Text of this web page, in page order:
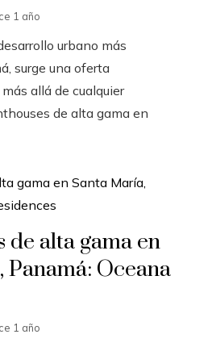
1 año
urbano más
surge una oferta
allá de cualquier
de alta gama en
de alta gama en
Panamá: Oceana
1 año